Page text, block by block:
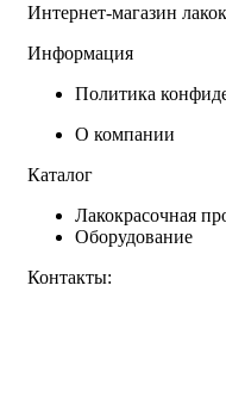
Интернет-магазин
Информация
Политика
О компании
Каталог
Лакокрасочная
Оборудование
Контакты: